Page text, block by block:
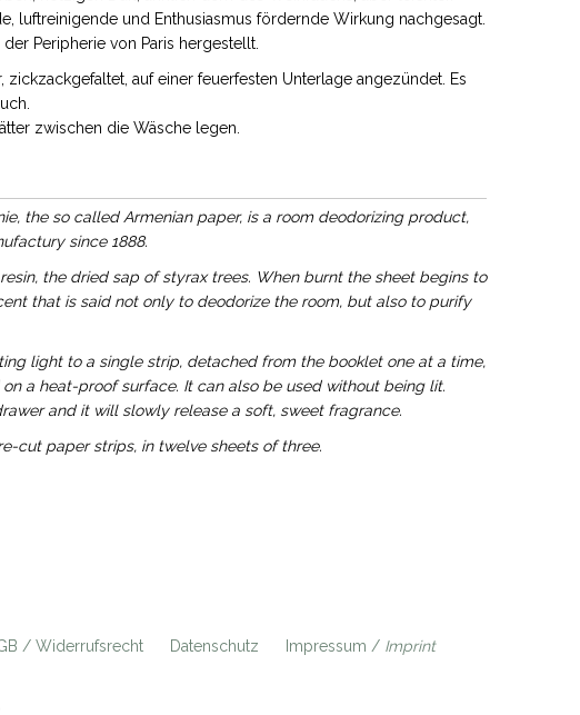
luftreinigende und Enthusiasmus fördernde Wirkung nachgesagt.
Peripherie von Paris hergestellt.
zickzackgefaltet, auf einer feuerfesten Unterlage angezündet. Es
zwischen die Wäsche legen.
the so called Armenian paper, is a room deodorizing product,
since 1888.
the dried sap of styrax trees. When burnt the sheet begins to
that is said not only to deodorize the room, but also to purify
light to a single strip, detached from the booklet one at a time,
a heat-proof surface. It can also be used without being lit.
and it will slowly release a soft, sweet fragrance.
cut paper strips, in twelve sheets of three.
/ Widerrufsrecht Datenschutz Impressum / Imprint